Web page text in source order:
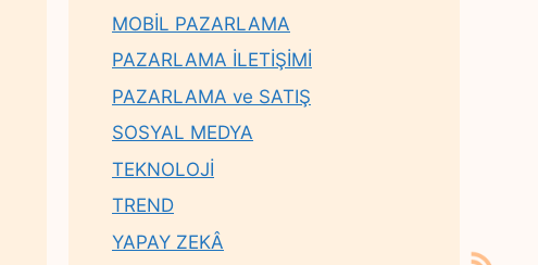
MOBİL PAZARLAMA
PAZARLAMA İLETİŞİMİ
PAZARLAMA ve SATIŞ
SOSYAL MEDYA
TEKNOLOJİ
TREND
YAPAY ZEKÂ